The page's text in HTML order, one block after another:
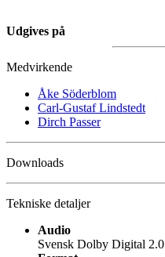
Udgives på
Medvirkende
Åke Söderblom
Carl-Gustaf Lindstedt
Dirch Passer
Downloads
Tekniske detaljer
Audio
Svensk Dolby Digital 2.0